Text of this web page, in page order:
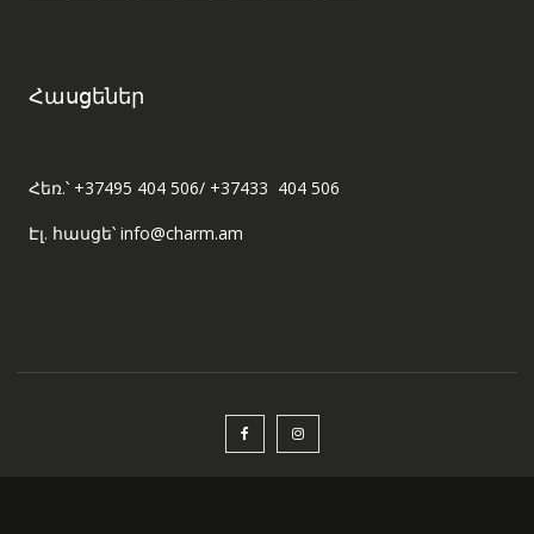
Հասցեներ
Հեռ.՝ +37495 404 506/ +37433 404 506
Էլ. հասցե՝ info@charm.am